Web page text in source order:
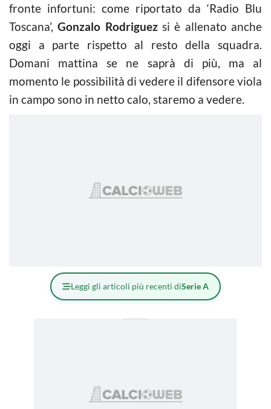
fronte infortuni: come riportato da ‘Radio Blu
Toscana’,Gonzalo Rodriguezsi è allenato anche
oggi a parte rispetto al resto della squadra.
Domani mattina se ne saprà di più, ma al
momento le possibilità di vedere il difensore viola
in campo sono in netto calo, staremo a vedere.
Leggi gli articoli più recenti diSerie A